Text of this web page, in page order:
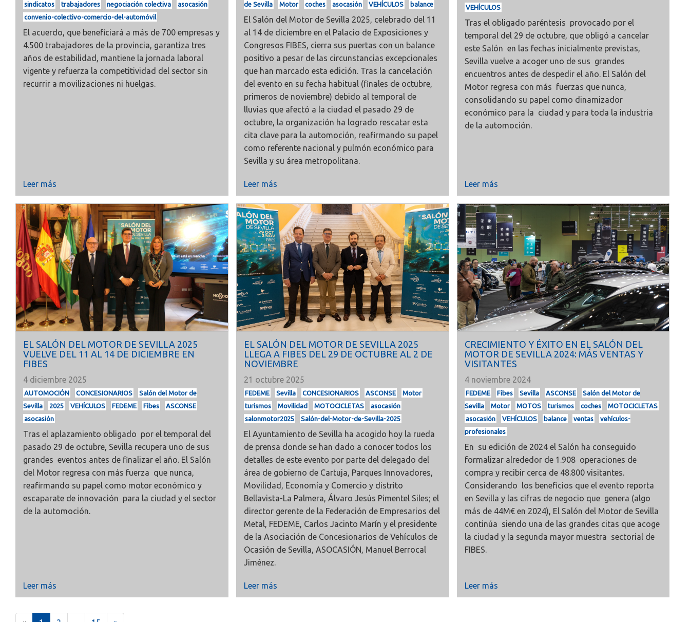
sindicatos
trabajadores negociación colectiva
asocasión
convenio-colectivo-comercio-del-automóvil
El acuerdo, que beneficiará a más de 700 empresas y
4.500 trabajadores de la provincia, garantiza tres
años de estabilidad, mantiene la jornada laboral
vigente y refuerza la competitividad del sector sin
recurrir a movilizaciones ni huelgas.
Leer más
de Sevilla
Motor coches asocasión VEHÍCULOS balance
El Salón del Motor de Sevilla 2025, celebrado del 11
al 14 de diciembre en el Palacio de Exposiciones y
Congresos FIBES, cierra sus puertas con un balance
positivo a pesar de las circunstancias excepcionales
que han marcado esta edición. Tras la cancelación
del evento en su fecha habitual (finales de octubre,
primeros de noviembre) debido al temporal de
lluvias que afectó a la ciudad el pasado 29 de
octubre, la organización ha logrado rescatar esta
cita clave para la automoción, reafirmando su papel
como referente nacional y pulmón económico para
Sevilla y su área metropolitana.
Leer más
VEHÍCULOS
Tras el obligado paréntesis provocado por el
temporal del 29 de octubre, que obligó a cancelar
este Salón en las fechas inicialmente previstas,
Sevilla vuelve a acoger uno de sus grandes
encuentros antes de despedir el año. El Salón del
Motor regresa con más fuerzas que nunca,
consolidando su papel como dinamizador
económico para la ciudad y para toda la industria
de la automoción.
Leer más
EL SALÓN DEL MOTOR DE SEVILLA 2025
VUELVE DEL 11 AL 14 DE DICIEMBRE EN
FIBES
4 diciembre 2025
AUTOMOCIÓN CONCESIONARIOS
Salón del Motor de
Sevilla
2025 VEHÍCULOS FEDEME Fibes
ASCONSE
asocasión
Tras el aplazamiento obligado por el temporal del
pasado 29 de octubre, Sevilla recupera uno de sus
grandes eventos antes de finalizar el año. El Salón
del Motor regresa con más fuerza que nunca,
reafirmando su papel como motor económico y
escaparate de innovación para la ciudad y el sector
de la automoción.
Leer más
EL SALÓN DEL MOTOR DE SEVILLA 2025
LLEGA A FIBES DEL 29 DE OCTUBRE AL 2 DE
NOVIEMBRE
21 octubre 2025
FEDEME Sevilla CONCESIONARIOS ASCONSE
Motor
turismos
Movilidad MOTOCICLETAS
asocasión
salonmotor2025
Salón-del-Motor-de-Sevilla-2025
El Ayuntamiento de Sevilla ha acogido hoy la rueda
de prensa donde se han dado a conocer todos los
detalles de este evento por parte del delegado del
área de gobierno de Cartuja, Parques Innovadores,
Movilidad, Economía y Comercio y distrito
Bellavista-La Palmera, Álvaro Jesús Pimentel Siles; el
director gerente de la Federación de Empresarios del
Metal, FEDEME, Carlos Jacinto Marín y el presidente
de la Asociación de Concesionarios de Vehículos de
Ocasión de Sevilla, ASOCASIÓN, Manuel Berrocal
Jiménez.
Leer más
CRECIMIENTO Y ÉXITO EN EL SALÓN DEL
MOTOR DE SEVILLA 2024: MÁS VENTAS Y
VISITANTES
4 noviembre 2024
FEDEME Fibes Sevilla ASCONSE
Salón del Motor de
Sevilla
Motor MOTOS turismos coches
MOTOCICLETAS
asocasión
VEHÍCULOS balance ventas
vehículos-
profesionales
En su edición de 2024 el Salón ha conseguido
formalizar alrededor de 1.908 operaciones de
compra y recibir cerca de 48.800 visitantes.
Considerando los beneficios que el evento reporta
en Sevilla y las cifras de negocio que genera (algo
más de 44M€ en 2024), El Salón del Motor de Sevilla
continúa siendo una de las grandes citas que acoge
la ciudad y la segunda mayor muestra sectorial de
FIBES.
Leer más